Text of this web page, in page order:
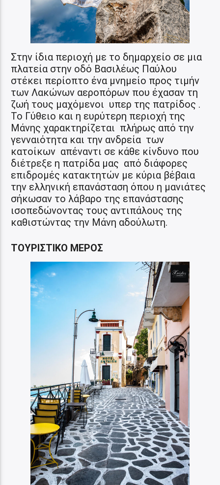
Στην ίδια περιοχή με το δημαρχείο σε μια
πλατεία στην οδό Βασιλέως Παύλου
στέκει περίοπτο ένα μνημείο προς τιμήν
των Λακώνων αεροπόρων που έχασαν τη
ζωή τους μαχόμενοι υπερ της πατρίδος .
Το Γύθειο και η ευρύτερη περιοχή της
Μάνης χαρακτηρίζεται πλήρως από την
γενναιότητα και την ανδρεία των
κατοίκων απέναντι σε κάθε κίνδυνο που
διέτρεξε η πατρίδα μας από διάφορες
επιδρομές κατακτητών με κύρια βέβαια
την ελληνική επανάσταση όπου η μανιάτες
σήκωσαν το λάβαρο της επανάστασης
ισοπεδώνοντας τους αντιπάλους της
καθιστώντας την Μάνη αδούλωτη.
ΤΟΥΡΙΣΤΙΚΟ ΜΕΡΟΣ